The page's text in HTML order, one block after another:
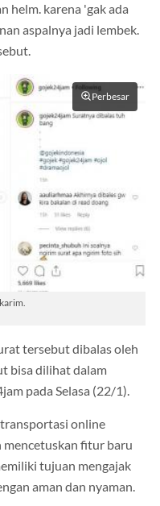
helm. karena 'gak ada
aspalnya jadi lembek.
Perbesar
tersebut dibalas oleh
bisa dilihat dalam
pada Selasa (22/1).
online
mencetuskan fitur baru
tujuan mengajak
aman dan nyaman.